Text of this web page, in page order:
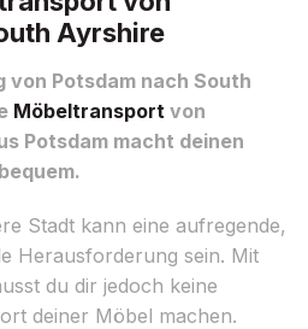
Ayrshire
von Potsdam nach South
Möbeltransport von
Potsdam macht deinen
Stadt kann eine aufregende,
Herausforderung sein. Mit
du dir jedoch keine
deiner Möbel machen.